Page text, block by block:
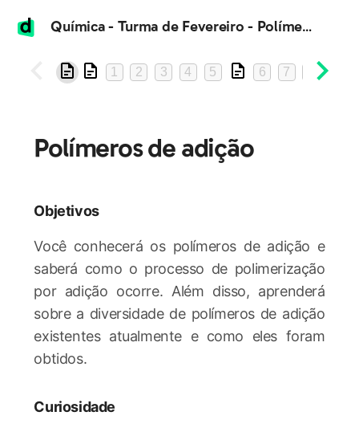
Química - Turma de Fevereiro - Polímeros de adição
1 2 3 4 5 6 7
Polímeros de adição
Objetivos
Você conhecerá os polímeros de adição e
saberá como o processo de polimerização
por adição ocorre. Além disso, aprenderá
sobre a diversidade de polímeros de adição
existentes atualmente e como eles foram
obtidos.
Curiosidade